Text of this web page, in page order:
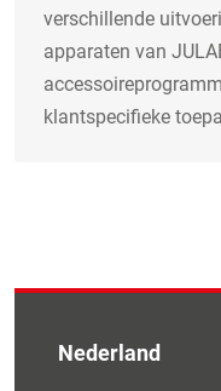
verschillende
apparaten van
klantspecifieke
Nederland